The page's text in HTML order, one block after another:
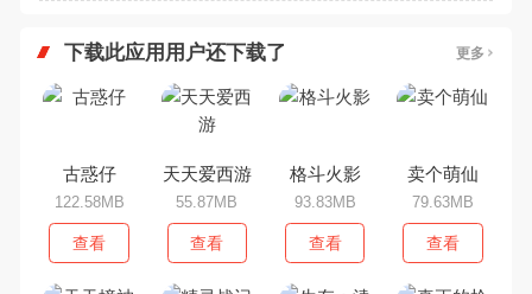
下载此应用用户还下载了 更多
古惑仔
122.58MB
查看
天天爱西游
55.87MB
查看
格斗火影
93.83MB
查看
卖个萌仙
79.63MB
查看